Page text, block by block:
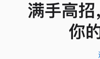
满手高招
你